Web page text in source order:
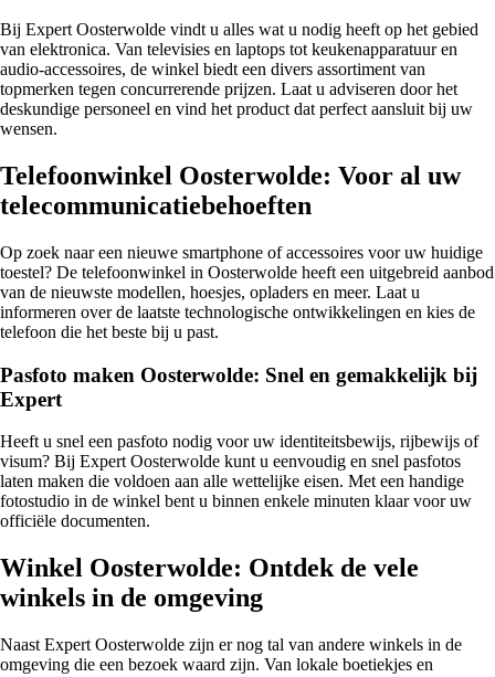
Bij Expert Oosterwolde vindt u alles wat u nodig heeft op het gebied
van elektronica. Van televisies en laptops tot keukenapparatuur en
audio-accessoires, de winkel biedt een divers assortiment van
topmerken tegen concurrerende prijzen. Laat u adviseren door het
deskundige personeel en vind het product dat perfect aansluit bij uw
wensen.
Telefoonwinkel Oosterwolde: Voor al uw
telecommunicatiebehoeften
Op zoek naar een nieuwe smartphone of accessoires voor uw huidige
toestel? De telefoonwinkel in Oosterwolde heeft een uitgebreid aanbod
van de nieuwste modellen, hoesjes, opladers en meer. Laat u
informeren over de laatste technologische ontwikkelingen en kies de
telefoon die het beste bij u past.
Pasfoto maken Oosterwolde: Snel en gemakkelijk bij
Expert
Heeft u snel een pasfoto nodig voor uw identiteitsbewijs, rijbewijs of
visum? Bij Expert Oosterwolde kunt u eenvoudig en snel pasfotos
laten maken die voldoen aan alle wettelijke eisen. Met een handige
fotostudio in de winkel bent u binnen enkele minuten klaar voor uw
officiële documenten.
Winkel Oosterwolde: Ontdek de vele
winkels in de omgeving
Naast Expert Oosterwolde zijn er nog tal van andere winkels in de
omgeving die een bezoek waard zijn. Van lokale boetiekjes en